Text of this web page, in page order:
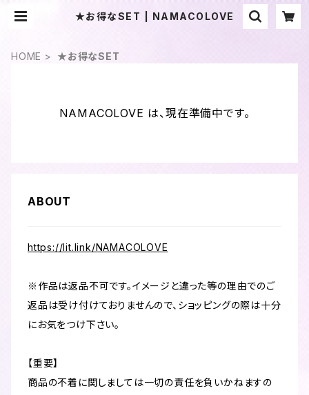
★お得なSET | NAMACOLOVE
HOME ★お得なSET
NAMACOLOVE は、現在準備中です。
ABOUT
https://lit.link/NAMACOLOVE
※作品は返品不可です。イメージと違った等の理由でのご
返品は受け付けておりませんので、ショッピングの際は十分
にお気をつけ下さい。
【重要】
商品の不着に関しましては一切の責任を負いかねますの